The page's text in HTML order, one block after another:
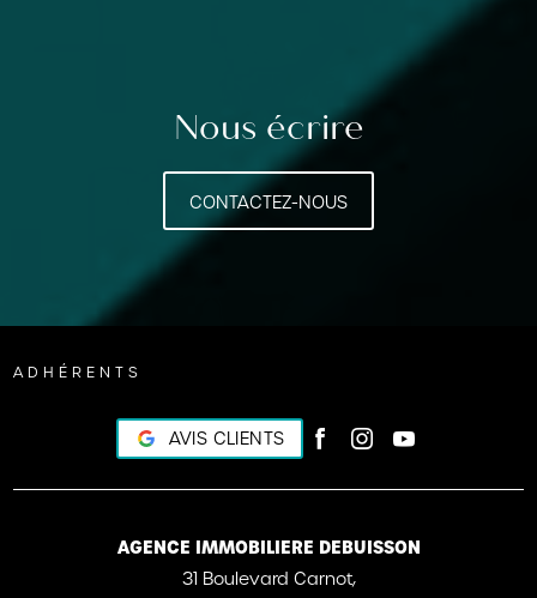
Nous écrire
CONTACTEZ-NOUS
ADHÉRENTS
AVIS CLIENTS
AGENCE IMMOBILIERE DEBUISSON
31 Boulevard Carnot,